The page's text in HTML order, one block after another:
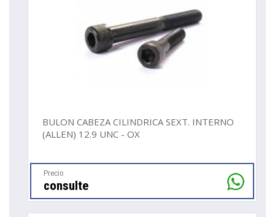
BULON CABEZA CILINDRICA SEXT. INTERNO
(ALLEN) 12.9 UNC - OX
Precio
consulte